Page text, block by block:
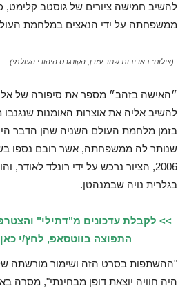
להשיב חמישה ציורים של גוסטב קלימט,
ממשפחתה על ידי הנאצים במלחמת
(צילום: באדיבות שחר עזרן, הקונגרס היהודי העולמי)
״האישה בזהב״ מספר את סיפורה של
להשיב אליה את אוצרות האומנות
בזמן מלחמת העולם השניה שהן הדבר
שנותר לה ממשפחתה, אשר רובם נספו
2006, הציור נרכש על ידי רונלד לאודר,
בגלרית נויה שבמנהטן.
>> לקבלת עדכונים מ"דתילי"
התפוצה בווטסאפ, לחץ/י
"ההשתפות בסרט הזה ושימור מורשתה
היה חוויה יוצאת דופן מבחינתי", מסרה